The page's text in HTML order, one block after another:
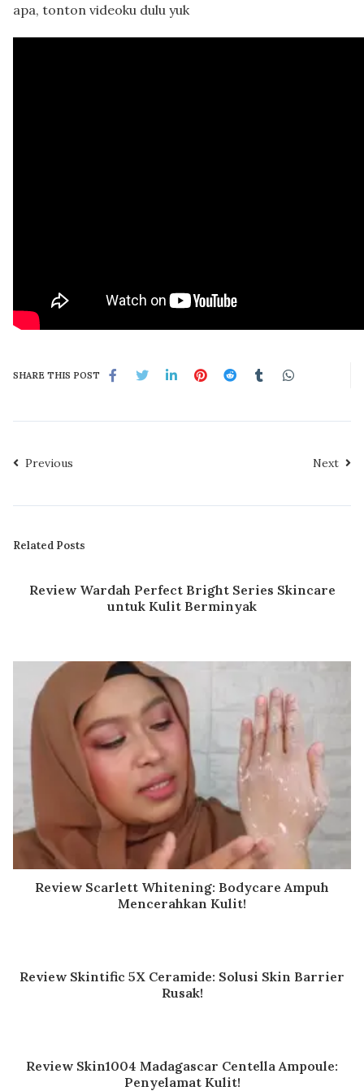
apa, tonton videoku dulu yuk
SHARE THIS POST
Previous Next
Related Posts
Review Wardah Perfect Bright Series Skincare
untuk Kulit Berminyak
Review Scarlett Whitening: Bodycare Ampuh
Mencerahkan Kulit!
Review Skintific 5X Ceramide: Solusi Skin Barrier
Rusak!
Review Skin1004 Madagascar Centella Ampoule:
Penyelamat Kulit!